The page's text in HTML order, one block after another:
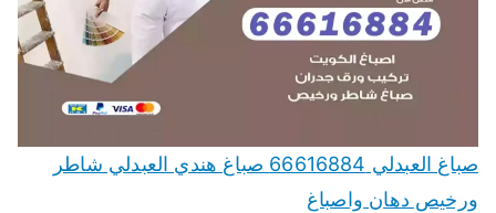
صباغ العبدلي 66616884 صباغ هندي العبدلي شاطر
ورخيص دهان واصباغ